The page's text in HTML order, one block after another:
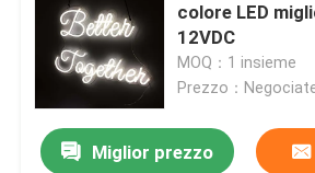
Prodotti
Circa noi
Giro della fabbrica
colore LED
12VDC
MOQ：1 insieme
Prezzo：
Miglior prezzo